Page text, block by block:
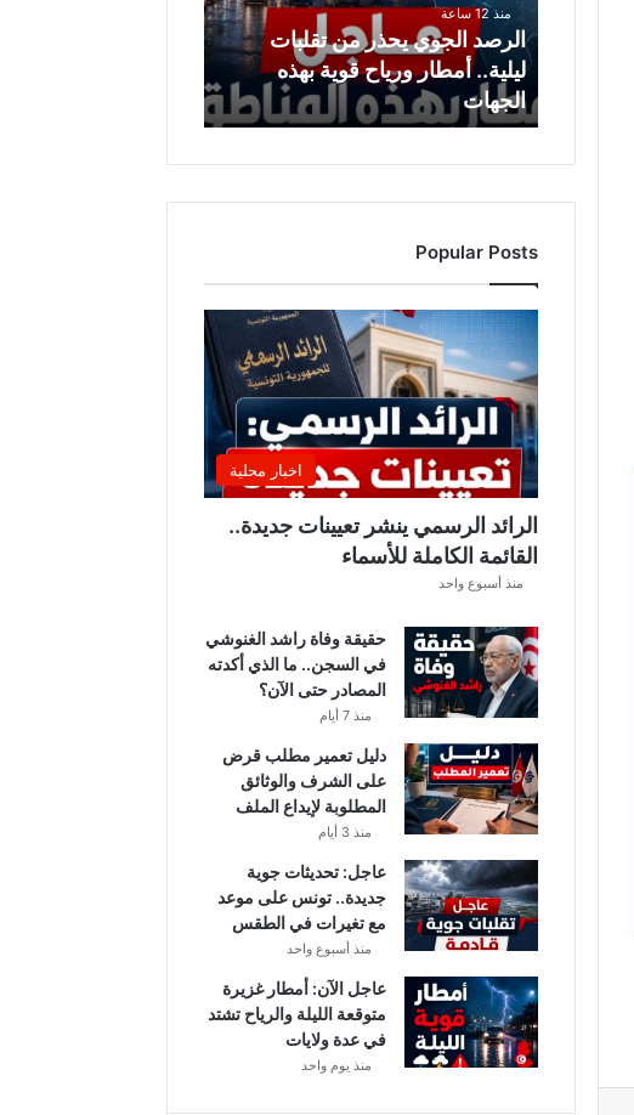
ج
ي
ي
ر
ن
ت
ق
ا
ت
ل
ي
ل
ة
.
م
ط
ا
ر
و
ر
ي
ا
و
ي
ه
ذ
ه
ا
منذ 12 ساعة
الرصد الجوي يحذر من تقلبات
ليلية.. أمطار ورياح قوية بهذه
الجهات
Popular Posts
اخبار محلية
الرائد الرسمي ينشر تعيينات جديدة..
القائمة الكاملة للأسماء
منذ أسبوع واحد
حقيقة وفاة راشد الغنوشي
في السجن.. ما الذي أكدته
المصادر حتى الآن؟
منذ 7 أيام
دليل تعمير مطلب قرض
على الشرف والوثائق
المطلوبة لإيداع الملف
منذ 3 أيام
عاجل: تحديثات جوية
جديدة.. تونس على موعد
مع تغيرات في الطقس
منذ أسبوع واحد
عاجل الآن: أمطار غزيرة
متوقعة الليلة والرياح تشتد
في عدة ولايات
منذ يوم واحد